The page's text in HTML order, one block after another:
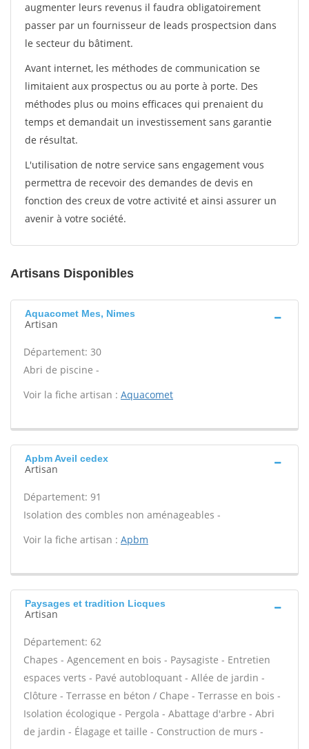
augmenter leurs revenus il faudra obligatoirement
passer par un fournisseur de leads prospectsion dans
le secteur du bâtiment.
Avant internet, les méthodes de communication se
limitaient aux prospectus ou au porte à porte. Des
méthodes plus ou moins efficaces qui prenaient du
temps et demandait un investissement sans garantie
de résultat.
L'utilisation de notre service sans engagement vous
permettra de recevoir des demandes de devis en
fonction des creux de votre activité et ainsi assurer un
avenir à votre société.
Artisans Disponibles
Aquacomet Mes, Nimes
Artisan
Département: 30
Abri de piscine -
Voir la fiche artisan : Aquacomet
Apbm Aveil cedex
Artisan
Département: 91
Isolation des combles non aménageables -
Voir la fiche artisan : Apbm
Paysages et tradition Licques
Artisan
Département: 62
Chapes - Agencement en bois - Paysagiste - Entretien
espaces verts - Pavé autobloquant - Allée de jardin -
Clôture - Terrasse en béton / Chape - Terrasse en bois -
Isolation écologique - Pergola - Abattage d'arbre - Abri
de jardin - Élagage et taille - Construction de murs -